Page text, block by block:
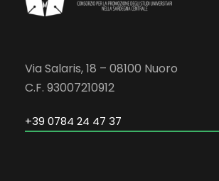
Via Salaris, 18 – 08100 Nuoro
C.F. 93007210912
+39 0784 24 47 37